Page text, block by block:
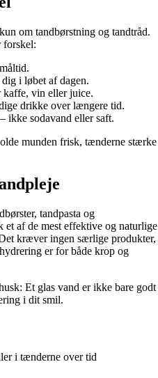
om tandbørstning og tandtråd.
forskel:
i løbet af dagen.
kaffe, vin eller juice.
drikke over længere tid.
ikke sodavand eller saft.
munden frisk, tænderne stærke
tandpasta og
et af de mest effektive og naturlige
kræver ingen særlige produkter,
er for både krop og
Et glas vand er ikke bare godt
i dit smil.
i tænderne over tid